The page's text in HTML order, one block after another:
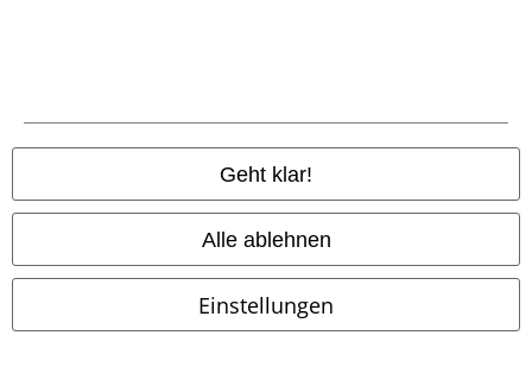
Geht klar!
Alle ablehnen
Einstellungen
EMP Events
Partnerprogramm